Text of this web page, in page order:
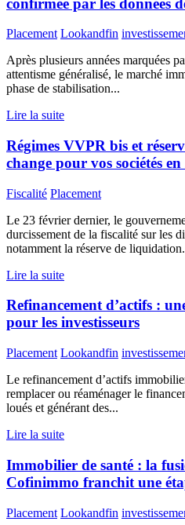
Placement Lookandfin
Après plusieurs années marquées
attentisme généralisé, le marché
phase de stabilisation...
Lire la suite
Régimes VVPR bis et
change pour vos sociétés en
Fiscalité Placement
Le 23 février dernier, le
durcissement de la fiscalité sur les
notamment la réserve de
Lire la suite
Refinancement d’actifs :
pour les investisseurs
Placement Lookandfin
Le refinancement d’actifs
remplacer ou réaménager le
loués et générant des...
Lire la suite
Immobilier de santé : la
Cofinimmo franchit une
Placement Lookandfin